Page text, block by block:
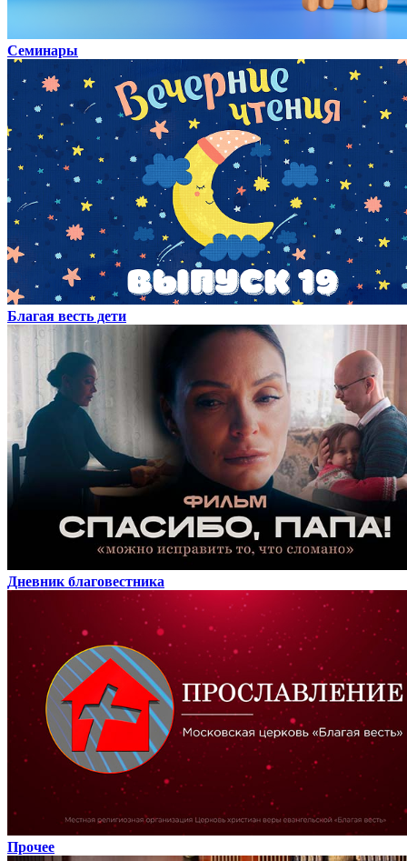
Семинары
Благая весть дети
Дневник благовестника
Прочее